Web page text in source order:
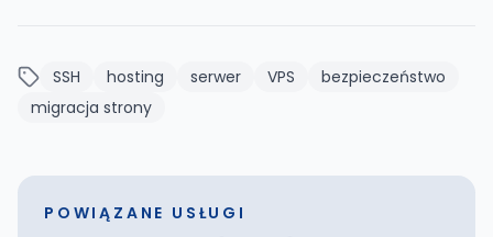
SSH hosting serwer VPS
bezpieczeństwo
migracja strony
POWIĄZANE USŁUGI